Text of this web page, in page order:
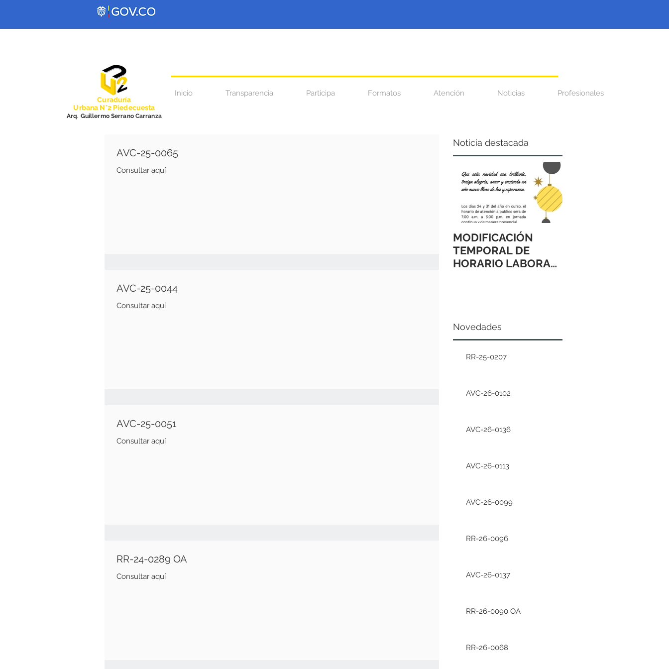
Inicio Transparencia Participa Formatos Atención Noticias Profesionales
Curaduría
Urbana N°2 Piedecuesta
Arq. Guillermo Serrano Carranza
AVC-25-0065
Consultar aquí
AVC-25-0044
Consultar aquí
AVC-25-0051
Consultar aquí
RR-24-0289 OA
Consultar aquí
Noticia destacada
MODIFICACIÓN
TEMPORAL DE
HORARIO LABORAL
Novedades
RR-25-0207
AVC-26-0102
AVC-26-0136
AVC-26-0113
AVC-26-0099
RR-26-0096
AVC-26-0137
RR-26-0090 OA
RR-26-0068